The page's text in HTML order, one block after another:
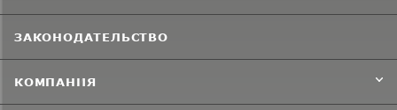
ЗАКОНОДАТЕЛЬСТВО
КОМПАНИЯ